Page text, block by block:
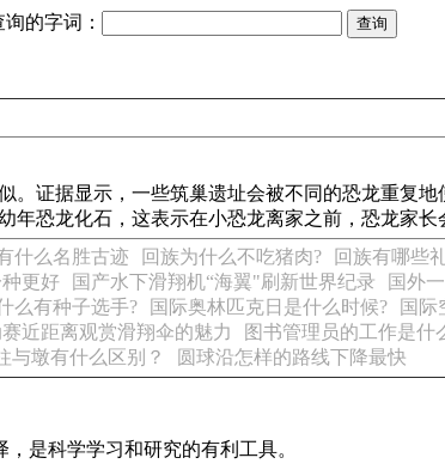
的字词：
证据显示，一些筑巢遗址会被不同的恐龙重复
恐龙化石，这表示在小恐龙离家之前，恐龙家长
什么名胜古迹 回族为什么不吃猪肉? 回族有哪些
更好 国产水下滑翔机“海翼"刷新世界纪录
国外
么有种子选手? 国际奥林匹克日是什么时候? 国际
近距离观赏滑翔伞的魅力 图书管理员的工作是什
与墩有什么区别？ 圆球沿怎样的路线下降最快
是科学学习和研究的有利工具。